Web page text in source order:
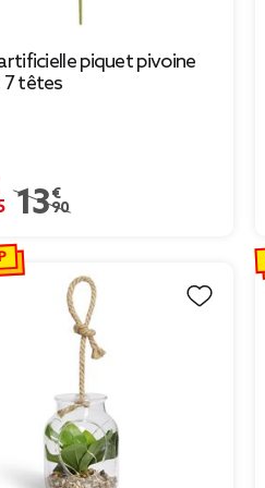
piquet pivoine
têtes
Prix remisé de 13,90 € à 6,95 €
13,90 €